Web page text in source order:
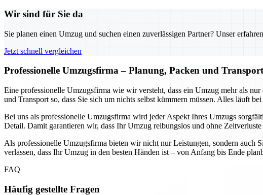
Wir sind für Sie da
Sie planen einen Umzug und suchen einen zuverlässigen Partner? Unser
Jetzt schnell vergleichen
Professionelle Umzugsfirma – Planung, Packen und
Eine professionelle Umzugsfirma wie wir versteht, dass ein Umzug mehr als
und Transport so, dass Sie sich um nichts selbst kümmern müssen. Alles läuft
Bei uns als professionelle Umzugsfirma wird jeder Aspekt Ihres Umzugs
Detail. Damit garantieren wir, dass Ihr Umzug reibungslos und ohne Zeitverluste
Als professionelle Umzugsfirma bieten wir nicht nur Leistungen, sondern auch
verlassen, dass Ihr Umzug in den besten Händen ist – von Anfang bis Ende
FAQ
Häufig gestellte Fragen